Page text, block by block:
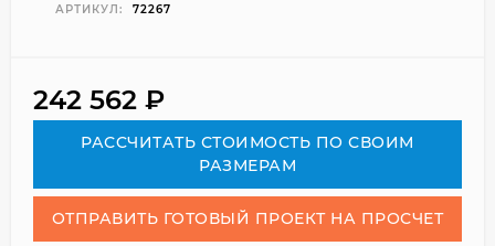
АРТИКУЛ: 72267
242 562 ₽
РАСCЧИТАТЬ СТОИМОСТЬ ПО СВОИМ
РАЗМЕРАМ
ОТПРАВИТЬ ГОТОВЫЙ ПРОЕКТ НА ПРОСЧЕТ